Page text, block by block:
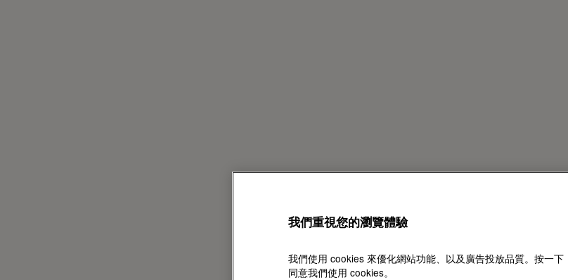
我們重視您的瀏覽體驗
我們使用 cookies 來優化網站功能、以及廣告投放品質。按一
同意我們使用 cookies。